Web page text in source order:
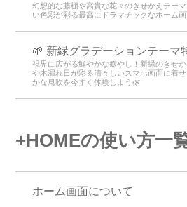
幻想的な藤棚や高貴な花々のきせかえテー
い色彩が彩る最高にドラマチックなホーム
🌱 新緑グラデーションテーマ
視界に広がる鮮やかな癒やし！新緑のきせ
や木漏れ日が彩る清々しいスマホ画面に着
かな息吹を今すぐ体験しよう🌿
+HOMEの使い方一
ホーム画面について